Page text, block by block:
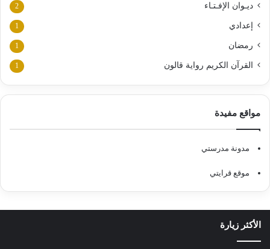
ديـوان الإفـتـاء 2
إعدادي 1
رمضان 1
القرآن الكريم رواية قالون 1
مواقع مفيدة
مدونة مدرستي
موقع قرايتي
الأكثر زيارة